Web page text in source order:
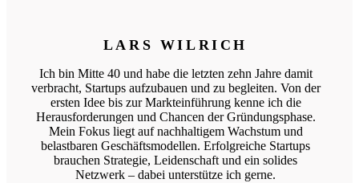
LARS WILRICH
Ich bin Mitte 40 und habe die letzten zehn Jahre damit
verbracht, Startups aufzubauen und zu begleiten. Von der
ersten Idee bis zur Markteinführung kenne ich die
Herausforderungen und Chancen der Gründungsphase.
Mein Fokus liegt auf nachhaltigem Wachstum und
belastbaren Geschäftsmodellen. Erfolgreiche Startups
brauchen Strategie, Leidenschaft und ein solides
Netzwerk – dabei unterstütze ich gerne.